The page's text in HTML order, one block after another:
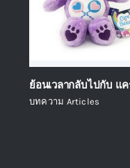
ย้อนเวลากลับไปกับ แ
บทความ Articles